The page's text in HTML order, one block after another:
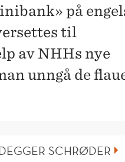
på
til
av NHHs nye
unngå de
SCHRØDER